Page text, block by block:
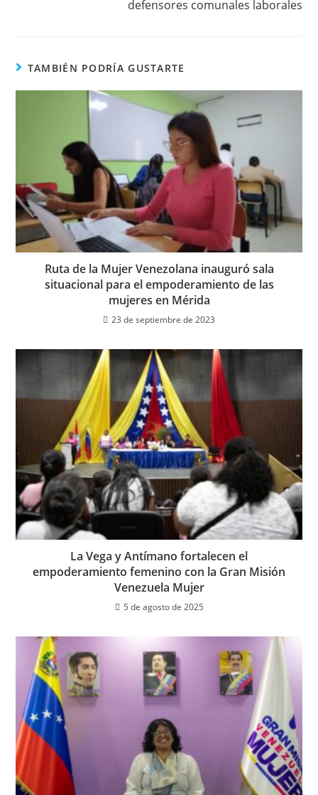
defensores comunales laborales
TAMBIÉN PODRÍA GUSTARTE
Ruta de la Mujer Venezolana inauguró sala
situacional para el empoderamiento de las
mujeres en Mérida
23 de septiembre de 2023
La Vega y Antímano fortalecen el
empoderamiento femenino con la Gran Misión
Venezuela Mujer
5 de agosto de 2025